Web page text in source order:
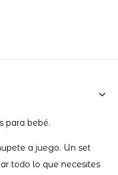
para bebé.
a juego. Un set
todo lo que necesites